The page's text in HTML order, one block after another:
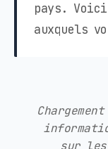
pays.
auxquels